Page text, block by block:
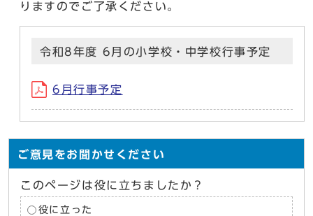
りますのでご了承ください。
令和8年度 6月の小学校・中学校行事予定
6月行事予定
ご意見をお聞かせください
このページは役に立ちましたか？
役に立った